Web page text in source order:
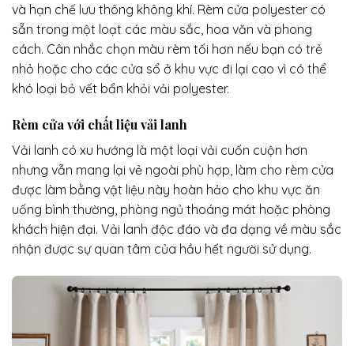
và hạn chế lưu thông không khí. Rèm cửa polyester có
sẵn trong một loạt các màu sắc, hoa văn và phong
cách. Cân nhắc chọn màu rèm tối hơn nếu bạn có trẻ
nhỏ hoặc cho các cửa sổ ở khu vực đi lại cao vì có thể
khó loại bỏ vết bẩn khỏi vải polyester.
Rèm cửavới chất liệu vải lanh
Vải lanh có xu hướng là một loại vải cuốn cuộn hơn
nhưng vẫn mang lại vẻ ngoài phù hợp, làm cho rèm cửa
được làm bằng vật liệu này hoàn hảo cho khu vực ăn
uống bình thường, phòng ngủ thoáng mát hoặc phòng
khách hiện đại. Vải lanh độc đáo và đa dạng về màu sắc
nhận được sự quan tâm của hầu hết người sử dụng.